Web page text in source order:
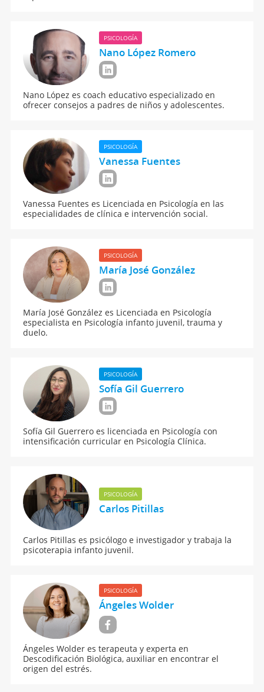
PSICOLOGÍA
Nano López Romero
Nano López es coach educativo especializado en
ofrecer consejos a padres de niños y adolescentes.
PSICOLOGÍA
Vanessa Fuentes
Vanessa Fuentes es Licenciada en Psicología en las
especialidades de clínica e intervención social.
PSICOLOGÍA
María José González
María José González es Licenciada en Psicología
especialista en Psicología infanto juvenil, trauma y
duelo.
PSICOLOGÍA
Sofía Gil Guerrero
Sofía Gil Guerrero es licenciada en Psicología con
intensificación curricular en Psicología Clínica.
PSICOLOGÍA
Carlos Pitillas
Carlos Pitillas es psicólogo e investigador y trabaja la
psicoterapia infanto juvenil.
PSICOLOGÍA
Ángeles Wolder
Ángeles Wolder es terapeuta y experta en
Descodificación Biológica, auxiliar en encontrar el
origen del estrés.